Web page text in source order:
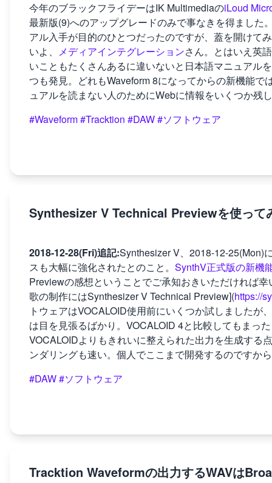
今年のブラックフライデーはIK MultimediaのiLoud
最新版(9)へのアップグレードのみで事なきを得ました
アル入手が目的のひとつだったのですが、蓋を開けて
いよ、 メディアインテグレーションさん。とはいえ英
いこともたくさんあるに違いないと日本語マニュアル
つも発見。どれもWaveform 8になってからの新機能
ュアルを読まない人のためにWebに情報をいくつか残
#Waveform#Tracktion #DAW#ソフトウェア
Synthesizer V Technical Previewを使って
2018-12-28(Fri)追記:Synthesizer V、2018-12-25(Mon)
スも大幅に強化されたとのこと。 SynthV正式版の新機
Previewの感想ということでご承知おきいただければ幸
歌の制作にはSynthesizer V Technical Preview](https://
トウェアはVOCALOID使用前にいくつか試しました
は目を見張るばかり。VOCALOID 4と比較してもまっ
VOCALOIDよりもきれいに整えられた出力を生成する
ンダリングも速い。個人でここまで開発するのですか
#DAW#ソフトウェア
Tracktion Waveformの出力するWAVは